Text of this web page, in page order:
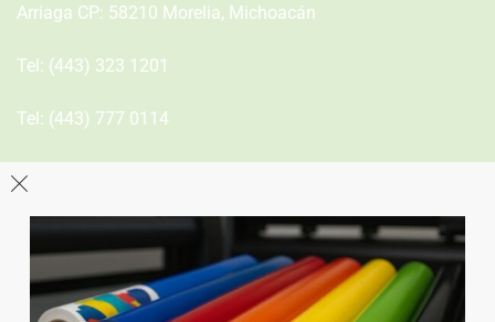
Arriaga CP: 58210 Morelia, Michoacán
Tel: (443) 323 1201
Tel: (443) 777 0114
León
Sucursal